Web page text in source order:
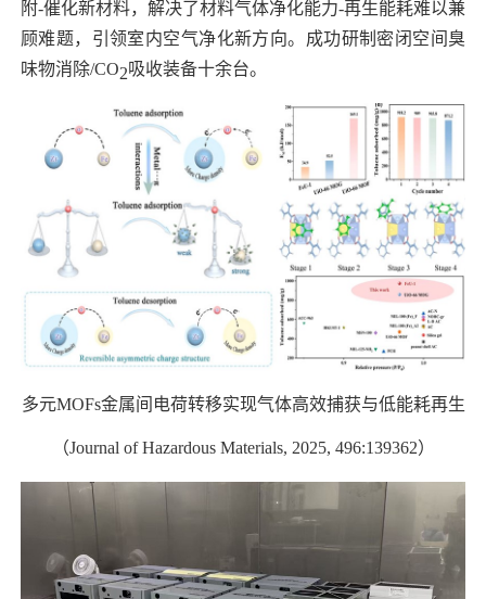
附-催化新材料，解决了材料气体净化能力-再生能耗难以兼
顾难题，引领室内空气净化新方向。成功研制密闭空间臭
味物消除/CO2吸收装备十余台。
多元MOFs金属间电荷转移实现气体高效捕获与低能耗再生
（Journal of Hazardous Materials, 2025, 496:139362）